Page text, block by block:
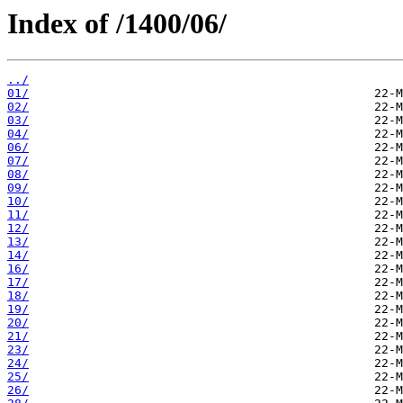
Index of /1400/06/
../
01/
02/
03/
04/
06/
07/
08/
09/
10/
11/
12/
13/
14/
16/
17/
18/
19/
20/
21/
23/
24/
25/
26/